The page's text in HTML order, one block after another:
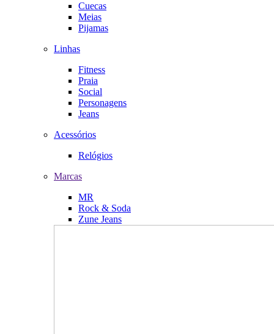
Cuecas
Meias
Pijamas
Linhas
Fitness
Praia
Social
Personagens
Jeans
Acessórios
Relógios
Marcas
MR
Rock & Soda
Zune Jeans